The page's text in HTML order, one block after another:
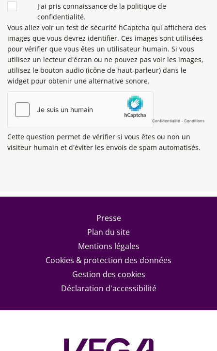
J'ai pris connaissance de la politique de
confidentialité.
Vous allez voir un test de sécurité hCaptcha qui affichera des
images que vous devrez identifier. Ces images sont utilisées
pour vérifier que vous êtes un utilisateur humain. Si vous
utilisez un lecteur d'écran ou ne pouvez pas voir les images,
utilisez le bouton audio (icône de haut-parleur) dans le
widget pour obtenir une alternative sonore.
Cette question permet de vérifier si vous êtes ou non un
visiteur humain et d'éviter les envois de spam automatisés.
Presse
Plan du site
Mentions légales
Cookies & protection des données
Gestion des cookies
Déclaration d'accessibilité